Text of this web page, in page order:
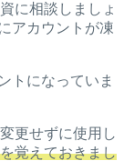
に相談しましょ
アカウントが凍
トになっていま
更せずに使用し
覚えておきまし